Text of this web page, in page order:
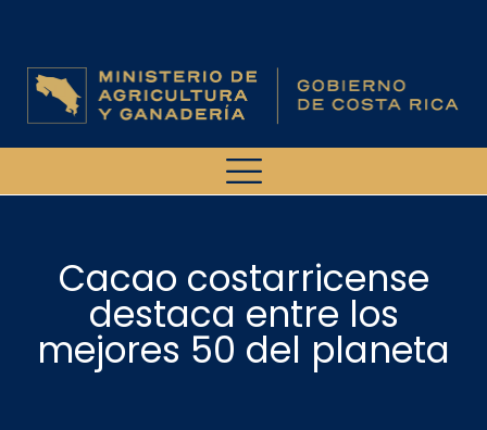
Cacao costarricense
destaca entre los
mejores 50 del planeta